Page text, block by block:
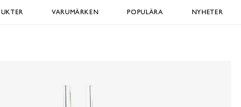
VARUMÄRKEN POPULÄRA NYHETER